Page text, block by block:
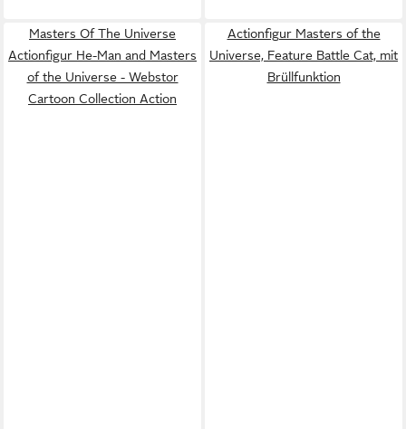
Masters Of The Universe
Actionfigur He-Man and Masters
of the Universe - Webstor
Cartoon Collection Action
Actionfigur Masters of the
Universe, Feature Battle Cat, mit
Brüllfunktion